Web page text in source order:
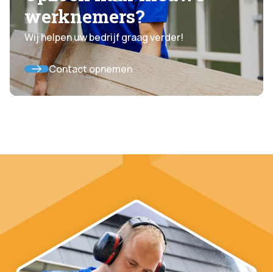
werknemers?
Wij helpen uw bedrijf graag verder!
Contact opnemen